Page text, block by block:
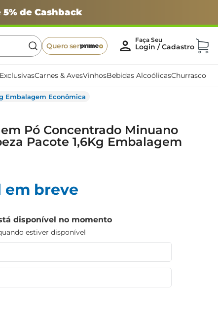
de Cashback
Quero ser
Carnes & AvesVinhosBebidas AlcoólicasChurrasco
Embalagem Econômica
Pó Concentrado Minuano
Pacote 1,6Kg Embalagem
em breve
disponível no momento
estiver disponível